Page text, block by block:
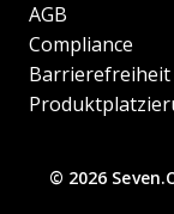
AGB
Compliance
Barrierefreiheit
© 2026